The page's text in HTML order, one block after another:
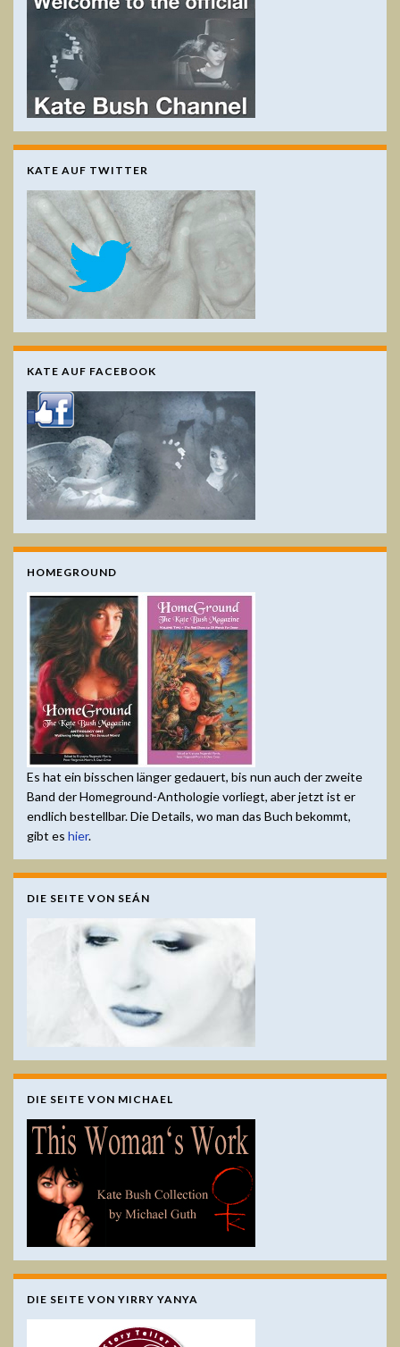
KATE AUF TWITTER
KATE AUF FACEBOOK
HOMEGROUND
Es hat ein bisschen länger gedauert, bis nun auch der zweite
Band der Homeground-Anthologie vorliegt, aber jetzt ist er
endlich bestellbar. Die Details, wo man das Buch bekommt,
gibt es hier.
DIE SEITE VON SEÁN
DIE SEITE VON MICHAEL
DIE SEITE VON YIRRY YANYA